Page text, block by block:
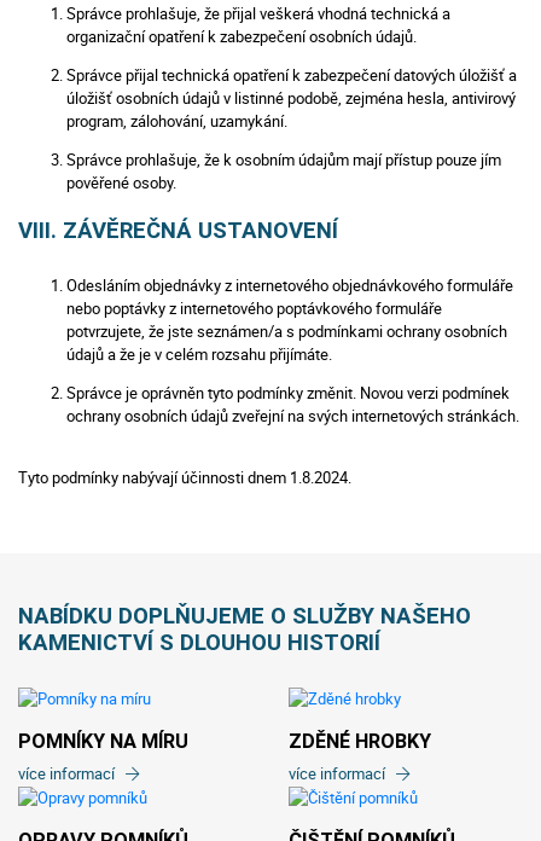
Správce prohlašuje, že přijal veškerá vhodná technická a
organizační opatření k zabezpečení osobních údajů.
Správce přijal technická opatření k zabezpečení datových úložišť a
úložišť osobních údajů v listinné podobě, zejména hesla, antivirový
program, zálohování, uzamykání.
Správce prohlašuje, že k osobním údajům mají přístup pouze jím
pověřené osoby.
VIII. ZÁVĚREČNÁ USTANOVENÍ
Odesláním objednávky z internetového objednávkového formuláře
nebo poptávky z internetového poptávkového formuláře
potvrzujete, že jste seznámen/a s podmínkami ochrany osobních
údajů a že je v celém rozsahu přijímáte.
Správce je oprávněn tyto podmínky změnit. Novou verzi podmínek
ochrany osobních údajů zveřejní na svých internetových stránkách.
Tyto podmínky nabývají účinnosti dnem 1.8.2024.
NABÍDKU DOPLŇUJEME O SLUŽBY NAŠEHO
KAMENICTVÍ S DLOUHOU HISTORIÍ
POMNÍKY NA MÍRU
více informací
ZDĚNÉ HROBKY
více informací